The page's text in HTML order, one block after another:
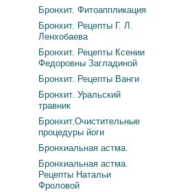
Бронхит. Фитоаппликация
Бронхит. Рецепты Г. Л.
Ленхобаева
Бронхит. Рецепты Ксении
Федоровны Загладиной
Бронхит. Рецепты Ванги
Бронхит. Уральский
травник
Бронхит.Очистительные
процедуры йоги
Бронхиальная астма.
Бронхиальная астма.
Рецепты Натальи
Фроловой